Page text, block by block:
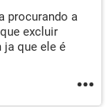
procurando a
excluir
ja que ele é